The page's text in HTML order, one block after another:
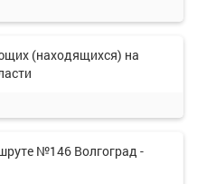
(находящихся) на
№146 Волгоград -